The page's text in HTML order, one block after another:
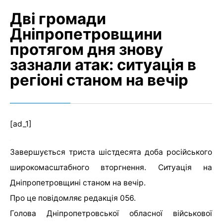
Дві громади
Дніпропетровщини
протягом дня знову
зазнали атак: ситуація в
регіоні станом на вечір
[ad_1]
Завершується триста шістдесята доба російського
широкомасштабного вторгнення. Ситуація на
Дніпропетровщині станом на вечір.
Про це повідомляє редакція 056.
Голова Дніпропетровської обласної військової